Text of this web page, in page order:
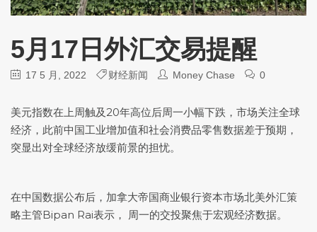
5月17日外汇交易提醒
17 5 月, 2022 财经新闻 Money Chase 0
美元指数在上周触及20年高位后周一小幅下跌，市场关注全球
经济，此前中国工业增加值和社会消费品零售数据差于预期，
突显出对全球经济放缓前景的担忧。
在中国数据公布后，加拿大帝国商业银行资本市场北美外汇策
略主管Bipan Rai表示， 周一的交投聚焦于宏观经济数据。